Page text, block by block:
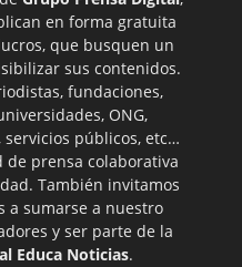
en forma gratuita
que busquen un
sus contenidos.
fundaciones,
ONG,
públicos, etc…
prensa colaborativa
También invitamos
a sumarse a nuestro
y ser parte de la
Educa Noticias.